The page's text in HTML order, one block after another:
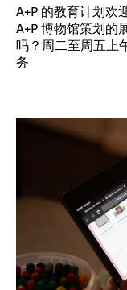
A+P 的教育计划欢
A+P 博物馆策划的
吗？周二至周五上
务